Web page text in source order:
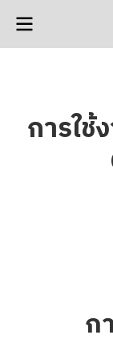
การใ
ก